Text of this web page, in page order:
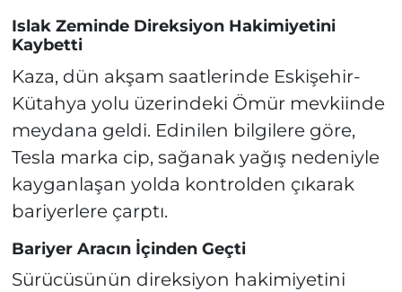
Islak Zeminde Direksiyon Hakimiyetini
Kaybetti
Kaza, dün akşam saatlerinde Eskişehir-
Kütahya yolu üzerindeki Ömür mevkiinde
meydana geldi. Edinilen bilgilere göre,
Tesla marka cip, sağanak yağış nedeniyle
kayganlaşan yolda kontrolden çıkarak
bariyerlere çarptı.
Bariyer Aracın İçinden Geçti
Sürücüsünün direksiyon hakimiyetini